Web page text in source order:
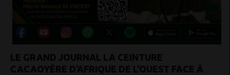
LE GRAND JOURNAL LA CEINTURE
CACAOYÈRE D’AFRIQUE DE L’OUEST FACE À